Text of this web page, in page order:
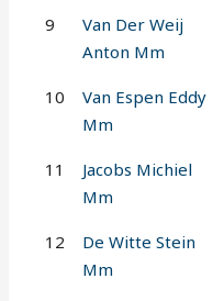
9
Van Der Weij
Anton Mm
10
Van Espen Eddy
Mm
11
Jacobs Michiel
Mm
12
De Witte Stein
Mm